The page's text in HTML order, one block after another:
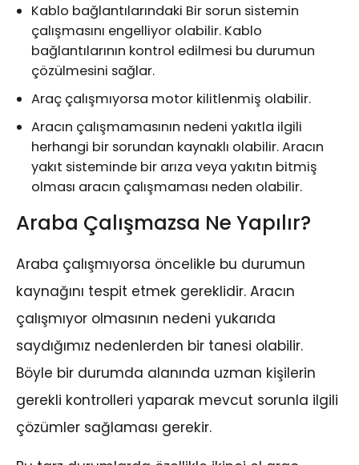
Kablo bağlantılarındaki Bir sorun sistemin
çalışmasını engelliyor olabilir. Kablo
bağlantılarının kontrol edilmesi bu durumun
çözülmesini sağlar.
Araç çalışmıyorsa motor kilitlenmiş olabilir.
Aracın çalışmamasının nedeni yakıtla ilgili
herhangi bir sorundan kaynaklı olabilir. Aracın
yakıt sisteminde bir arıza veya yakıtın bitmiş
olması aracın çalışmaması neden olabilir.
Araba Çalışmazsa Ne Yapılır?
Araba çalışmıyorsa öncelikle bu durumun
kaynağını tespit etmek gereklidir. Aracın
çalışmıyor olmasının nedeni yukarıda
saydığımız nedenlerden bir tanesi olabilir.
Böyle bir durumda alanında uzman kişilerin
gerekli kontrolleri yaparak mevcut sorunla ilgili
çözümler sağlaması gerekir.